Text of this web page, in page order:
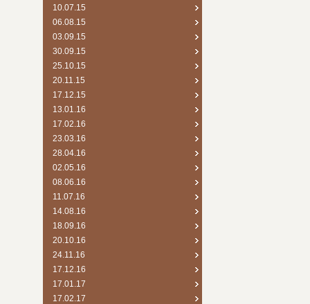
10.07.15
06.08.15
03.09.15
30.09.15
25.10.15
20.11.15
17.12.15
13.01.16
17.02.16
23.03.16
28.04.16
02.05.16
08.06.16
11.07.16
14.08.16
18.09.16
20.10.16
24.11.16
17.12.16
17.01.17
17.02.17